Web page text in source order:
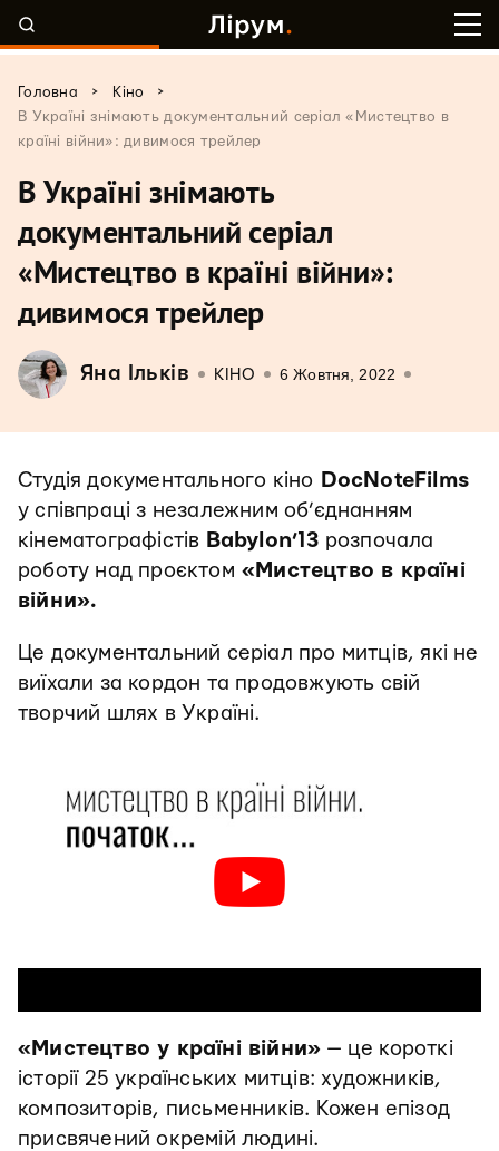
Головна > Кіно
>
В Україні знімають документальний серіал «Мистецтво в
країні війни»: дивимося трейлер
В Україні знімають
документальний серіал
«Мистецтво в країні війни»:
дивимося трейлер
Яна Ільків КІНО 6 Жовтня, 2022
Студія документального кіно DocNoteFilms
у співпраці з незалежним об’єднанням
кінематографістів Babylon’13 розпочала
роботу над проєктом «Мистецтво в країні
війни».
Це документальний серіал про митців, які не
виїхали за кордон та продовжують свій
творчий шлях в Україні.
«Мистецтво у країні війни»— це короткі
історії 25 українських митців: художників,
композиторів, письменників. Кожен епізод
присвячений окремій людині.